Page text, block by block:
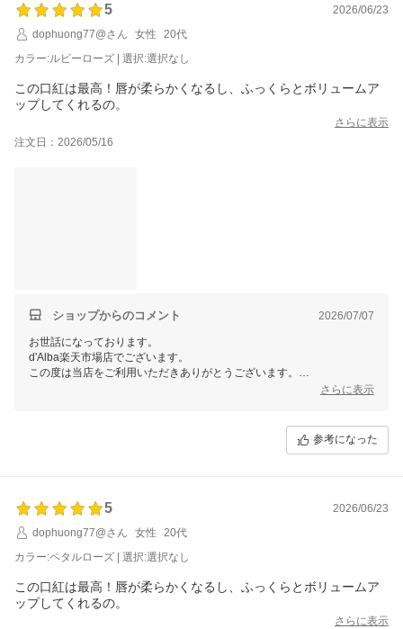
5
2026/06/23
dophuong77@さん
女性
20代
カラー:ルビーローズ | 選択:選択なし
この口紅は最高！唇が柔らかくなるし、ふっくらとボリュームア
ップしてくれるの。
さらに表示
注文日：2026/05/16
ショップからのコメント 2026/07/07
お世話になっております。
d'Alba楽天市場店でございます。
この度は当店をご利用いただきありがとうございます。
今後もお客様にご満足して頂けるような、商品やサービスをご提供でき
またのご利用、当店スタッフ一同心よりお待ちしております。
さらに表示
参考になった
5
2026/06/23
dophuong77@さん
女性
20代
カラー:ペタルローズ | 選択:選択なし
この口紅は最高！唇が柔らかくなるし、ふっくらとボリュームア
ップしてくれるの。
さらに表示